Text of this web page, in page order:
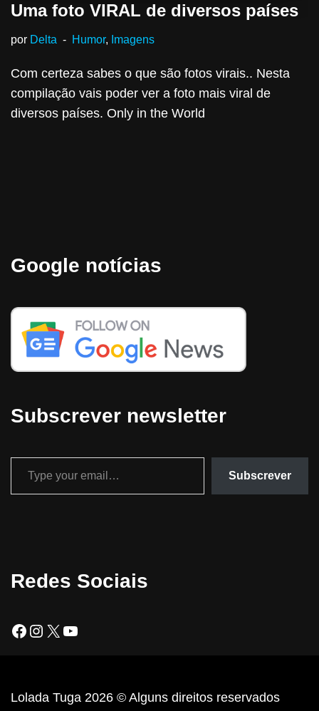
Uma foto VIRAL de diversos países
por Delta Humor, Imagens
Com certeza sabes o que são fotos virais.. Nesta
compilação vais poder ver a foto mais viral de
diversos países. Only in the World
Google notícias
Subscrever newsletter
Subscrever
Redes Sociais
Lolada Tuga 2026 © Alguns direitos reservados